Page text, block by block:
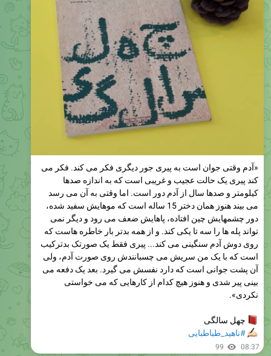
«آدم وقتی جوان است به پیری جور دیگری فکر می کند. فکر می
کند پیری یک حالت عجیب و غریبی است که به اندازه صدها
کیلومتر و صدها سال از آدم دور است. اما وقتی به آن می رسد
می بیند هنوز همان دختر 15 ساله است که موهایش سفید شده،
دور چشمهایش چین افتاده، پاهایش ضعف می رود و دیگر نمی
تواند پله ها را سه تا یکی کند. و از همه بدتر بار خاطره هاست که
روی دوش آدم سنگینی می کند... پیری فقط یک صورتک بدترکیب
است که با یک من سریش می چسبانندش روی صورت آدم، ولی
آن پشت جوانی است که دارد نفسش می گیرد. بعد یک دفعه می
بینی پیر شدی و هنوز هیچ کدام از کارهایی که می خواستی
نکردی».
چهل سالگی
#ناهید_طباطبایی
99 08:37